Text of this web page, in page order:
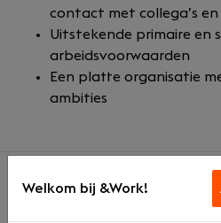
contact met collega’s
Uitstekende primaire en
arbeidsvoorwaarden
Een platte organisatie
ambities
Welkom bij &Work!